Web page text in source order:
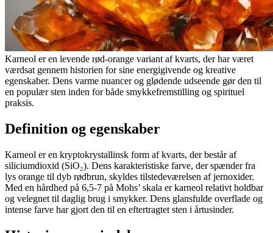
Karneol er en levende rød-orange variant af kvarts, der har været
værdsat gennem historien for sine energigivende og kreative
egenskaber. Dens varme nuancer og glødende udseende gør den til
en populær sten inden for både smykkefremstilling og spirituel
praksis.
Definition og egenskaber
Karneol er en kryptokrystallinsk form af kvarts, der består af
siliciumdioxid (SiO₂). Dens karakteristiske farve, der spænder fra
lys orange til dyb rødbrun, skyldes tilstedeværelsen af jernoxider.
Med en hårdhed på 6,5-7 på Mohs’ skala er karneol relativt holdbar
og velegnet til daglig brug i smykker. Dens glansfulde overflade og
intense farve har gjort den til en eftertragtet sten i årtusinder.